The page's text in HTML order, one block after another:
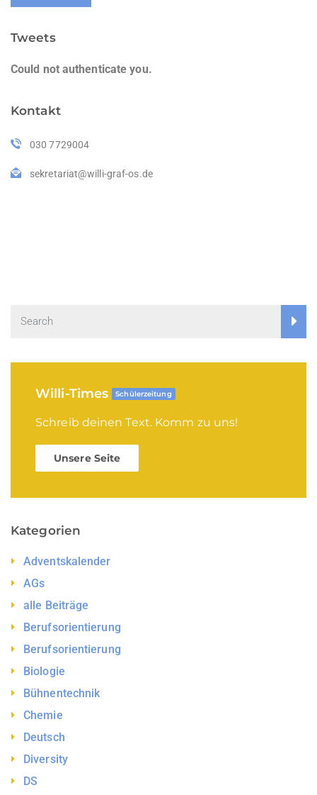
Tweets
Could not authenticate you.
Kontakt
030 7729004
sekretariat@willi-graf-os.de
Willi-Times Schülerzeitung
Schreib deinen Text. Komm zu uns!
Unsere Seite
Kategorien
Adventskalender
AGs
alle Beiträge
Berufsorientierung
Berufsorientierung
Biologie
Bühnentechnik
Chemie
Deutsch
Diversity
DS